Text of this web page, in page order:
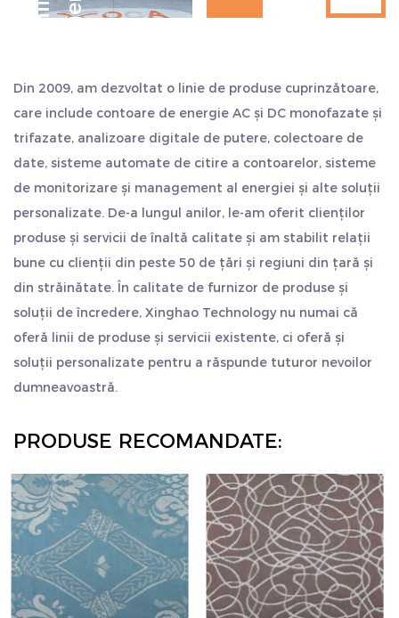
auto-depășire”. Salutăm cu sinceritate clienții din țară și
D
e
c
e
n
i
i
d
e
e
x
p
e
r
i
e
n
ță
Din 2009, am dezvoltat o linie de produse cuprinzătoare,
care include contoare de energie AC și DC monofazate și
trifazate, analizoare digitale de putere, colectoare de
date, sisteme automate de citire a contoarelor, sisteme
de monitorizare și management al energiei și alte soluții
personalizate. De-a lungul anilor, le-am oferit clienților
produse și servicii de înaltă calitate și am stabilit relații
bune cu clienții din peste 50 de țări și regiuni din țară și
din străinătate. În calitate de furnizor de produse și
soluții de încredere, Xinghao Technology nu numai că
oferă linii de produse și servicii existente, ci oferă și
soluții personalizate pentru a răspunde tuturor nevoilor
dumneavoastră.
PRODUSE RECOMANDATE: